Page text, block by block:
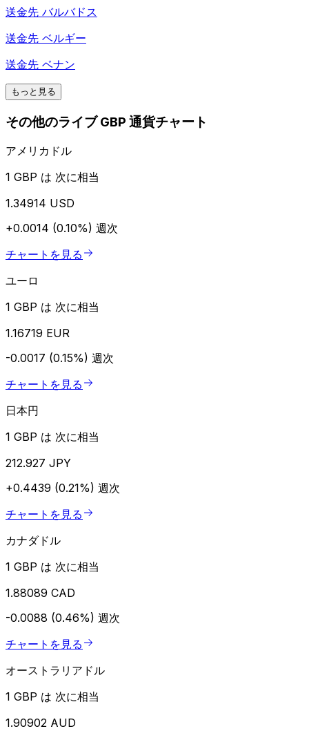
送金先 バルバドス
送金先 ベルギー
送金先 ベナン
もっと見る
その他のライブ GBP 通貨チャート
アメリカドル
1 GBP は 次に相当
1.34914 USD
+0.0014 (0.10%) 週次
チャートを見る
ユーロ
1 GBP は 次に相当
1.16719 EUR
-0.0017 (0.15%) 週次
チャートを見る
日本円
1 GBP は 次に相当
212.927 JPY
+0.4439 (0.21%) 週次
チャートを見る
カナダドル
1 GBP は 次に相当
1.88089 CAD
-0.0088 (0.46%) 週次
チャートを見る
オーストラリアドル
1 GBP は 次に相当
1.90902 AUD